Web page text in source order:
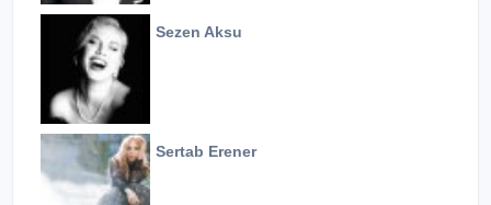
Sezen Aksu
Sertab Erener